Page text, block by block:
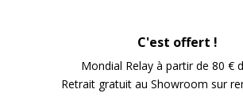
C'est offert !
Mondial Relay à partir de 80 €
Retrait gratuit au Showroom sur